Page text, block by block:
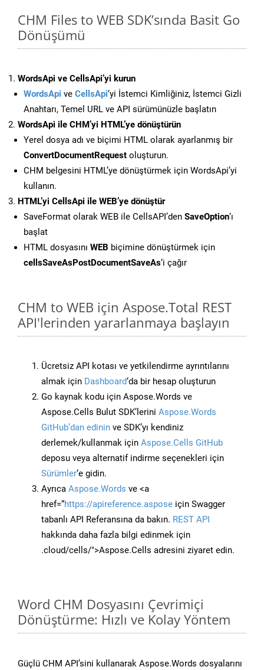
CHM Files to WEB SDK’sında Basit Go
Dönüşümü
WordsApi ve CellsApi’yi kurun
WordsApi ve CellsApi‘yi İstemci Kimliğiniz, İstemci Gizli
Anahtarı, Temel URL ve API sürümünüzle başlatın
WordsApi ile CHM’yi HTML’ye dönüştürün
Yerel dosya adı ve biçimi HTML olarak ayarlanmış bir
ConvertDocumentRequest oluşturun.
CHM belgesini HTML’ye dönüştürmek için WordsApi’yi
kullanın.
HTML’yi CellsApi ile WEB’ye dönüştür
SaveFormat olarak WEB ile CellsAPI’den SaveOption‘ı
başlat
HTML dosyasını WEB biçimine dönüştürmek için
cellsSaveAsPostDocumentSaveAs‘i çağır
CHM to WEB için Aspose.Total REST
API'lerinden yararlanmaya başlayın
Ücretsiz API kotası ve yetkilendirme ayrıntılarını
almak için Dashboard‘da bir hesap oluşturun
Go kaynak kodu için Aspose.Words ve
Aspose.Cells Bulut SDK’lerini Aspose.Words
GitHub’dan edinin ve SDK’yı kendiniz
derlemek/kullanmak için Aspose.Cells GitHub
deposu veya alternatif indirme seçenekleri için
Sürümler‘e gidin.
Ayrıca Aspose.Words ve <a
href=“https://apireference.aspose için Swagger
tabanlı API Referansına da bakın. REST API
hakkında daha fazla bilgi edinmek için
.cloud/cells/">Aspose.Cells adresini ziyaret edin.
Word CHM Dosyasını Çevrimiçi
Dönüştürme: Hızlı ve Kolay Yöntem
Güçlü CHM API’sini kullanarak Aspose.Words dosyalarını